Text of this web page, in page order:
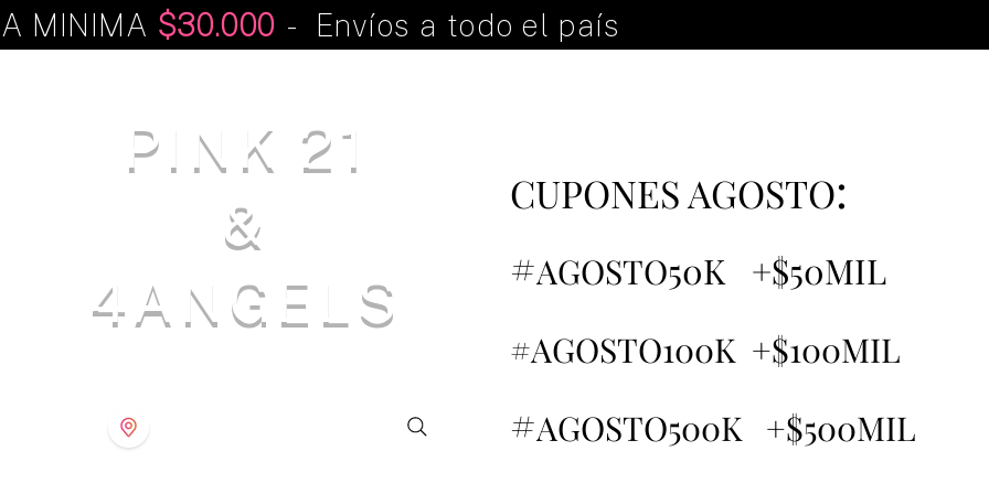
MINIMA $30.000 - Envíos a todo el país
PINK 21
&
4ANGELS
CUPONES AGOSTO:
#AGOSTO50K +$50MIL
#AGOSTO100K +$100MIL
#AGOSTO500K +$500MIL